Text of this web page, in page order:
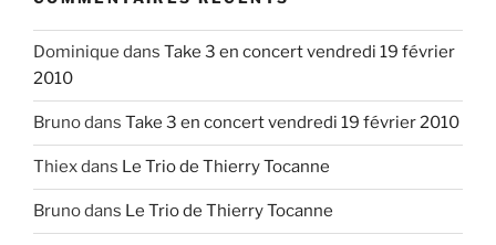
Dominique dans Take 3 en concert vendredi 19 février
2010
Brunodans Take 3 en concert vendredi 19 février 2010
Thiexdans Le Trio de Thierry Tocanne
Brunodans Le Trio de Thierry Tocanne